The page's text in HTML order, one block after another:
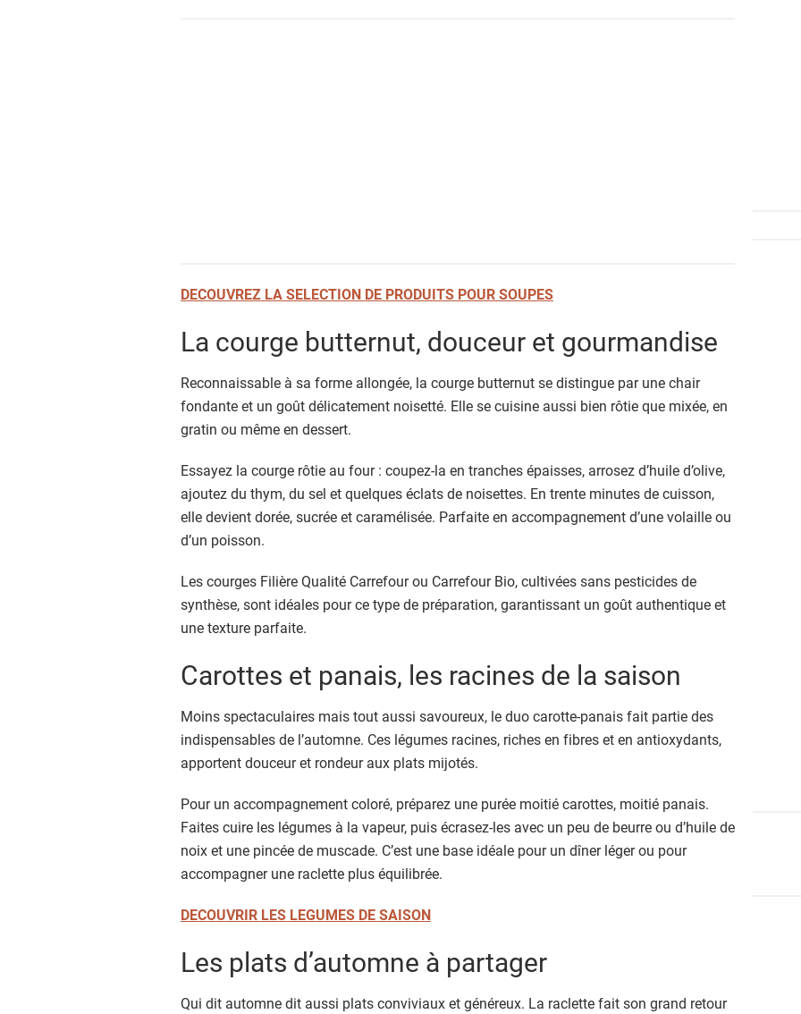
DECOUVREZ LA SELECTION DE PRODUITS POUR SOUPES
La courge butternut, douceur et gourmandise
Reconnaissable à sa forme allongée, la courge butternut se distingue par une chair
fondante et un goût délicatement noisetté. Elle se cuisine aussi bien rôtie que mixée, en
gratin ou même en dessert.
Essayez la courge rôtie au four : coupez-la en tranches épaisses, arrosez d’huile d’olive,
ajoutez du thym, du sel et quelques éclats de noisettes. En trente minutes de cuisson,
elle devient dorée, sucrée et caramélisée. Parfaite en accompagnement d’une volaille ou
d’un poisson.
Les courges Filière Qualité Carrefour ou Carrefour Bio, cultivées sans pesticides de
synthèse, sont idéales pour ce type de préparation, garantissant un goût authentique et
une texture parfaite.
Carottes et panais, les racines de la saison
Moins spectaculaires mais tout aussi savoureux, le duo carotte-panais fait partie des
indispensables de l’automne. Ces légumes racines, riches en fibres et en antioxydants,
apportent douceur et rondeur aux plats mijotés.
Pour un accompagnement coloré, préparez une purée moitié carottes, moitié panais.
Faites cuire les légumes à la vapeur, puis écrasez-les avec un peu de beurre ou d’huile de
noix et une pincée de muscade. C’est une base idéale pour un dîner léger ou pour
accompagner une raclette plus équilibrée.
DECOUVRIR LES LEGUMES DE SAISON
Les plats d’automne à partager
Qui dit automne dit aussi plats conviviaux et généreux. La raclette fait son grand retour